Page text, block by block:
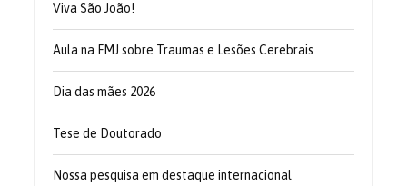
Viva São João!
Aula na FMJ sobre Traumas e Lesões Cerebrais
Dia das mães 2026
Tese de Doutorado
Nossa pesquisa em destaque internacional